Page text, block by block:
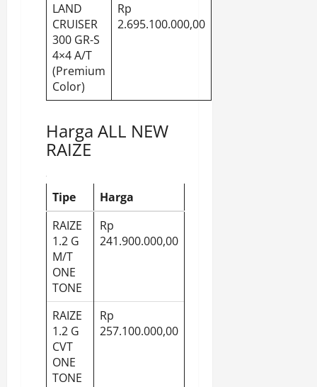
LAND
CRUISER
300 GR-S
4×4 A/T
(Premium
Color)
Rp
2.695.100.000,00
Harga ALL NEW
RAIZE
Tipe
Harga
RAIZE
1.2 G
M/T
ONE
TONE
Rp
241.900.000,00
RAIZE
1.2 G
CVT
ONE
TONE
Rp
257.100.000,00